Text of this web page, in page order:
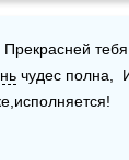
Прекрасней
чудес полна,